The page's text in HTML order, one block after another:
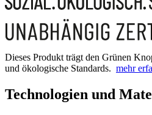
Dieses Produkt trägt den Grünen
und ökologische Standards. mehr
Technologien und